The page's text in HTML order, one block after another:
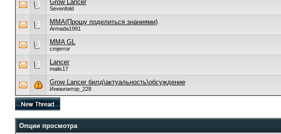
Grow Lancer
Sevenfold
ММА(Прошу поделиться знаниями)
Armada1991
MMA GL
cmjerror
Lancer
malis17
Grow Lancer билд\актуальность\обсуждение
Инквизитор_228
Опции просмотра